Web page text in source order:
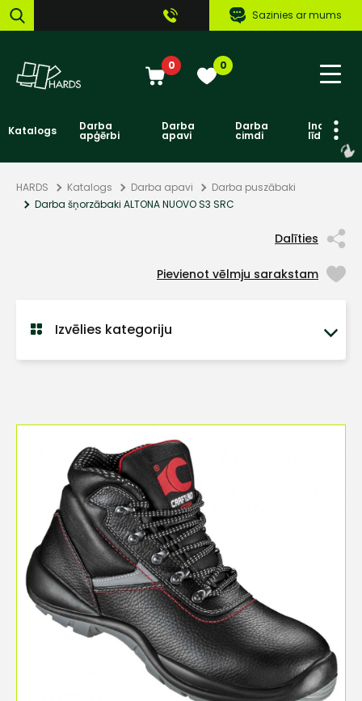
Sazinies ar mums
0 0
Katalogs Darba
apģērbi
Darba
apavi
Darba
cimdi līdzekļi
HARDS Katalogs Darba apavi
Darba puszābaki
Darba šņorzābaki ALTONA NUOVO S3 SRC
Dalīties
Pievienot vēlmju sarakstam
Izvēlies kategoriju